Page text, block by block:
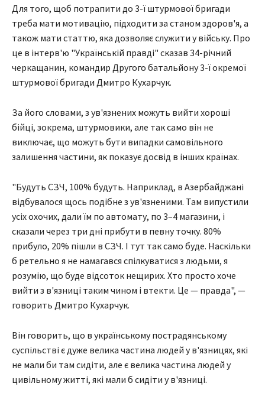
Для того, щоб потрапити до 3-ї штурмової бригади
треба мати мотивацію, підходити за станом здоров'я, а
також мати статтю, яка дозволяє служити у війську. Про
це в інтерв'ю "Українській правді" сказав 34-річний
черкащанин, командир Другого батальйону 3-ї окремої
штурмової бригади Дмитро Кухарчук.
За його словами, з ув'язнених можуть вийти хороші
бійці, зокрема, штурмовики, але так само він не
виключає, що можуть бути випадки самовільного
залишення частини, як показує досвід в інших країнах.
"Будуть СЗЧ, 100% будуть. Наприклад, в Азербайджані
відбувалося щось подібне з ув'язненими. Там випустили
усіх охочих, дали їм по автомату, по 3–4 магазини, і
сказали через три дні прибути в певну точку. 80%
прибуло, 20% пішли в СЗЧ. І тут так само буде. Наскільки
б ретельно я не намагався спілкуватися з людьми, я
розумію, що буде відсоток нещирих. Хто просто хоче
вийти з в'язниці таким чином і втекти. Це — правда", —
говорить Дмитро Кухарчук.
Він говорить, що в українському пострадянському
суспільстві є дуже велика частина людей у в'язницях, які
не мали би там сидіти, але є велика частина людей у
цивільному житті, які мали б сидіти у в'язниці.